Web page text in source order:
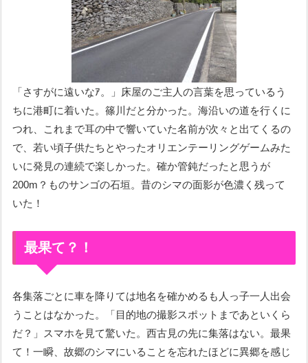
「さすがに遠いなｱ。」床屋のご主人の言葉を思っているう
ちに港町に着いた。篠川だと分かった。海沿いの道を行くに
つれ、これまで耳の中で響いていた名前が次々と出てくるの
で、若い頃子供たちとやったオリエンテーリングゲームみた
いに発見の連続で楽しかった。確か管鈍だったと思うが
200m？ものサンゴの石垣。昔のシマの面影が色濃く残って
いた！
最果て？！
各集落ごとに車を降りては地名を確かめるも人っ子一人出会
うことはなかった。「目的地の撮影スポットまであといくら
だ？」スマホを見て驚いた。西古見の先に集落はない。最果
て！一瞬、故郷のシマにいることを忘れたほどに異郷を感じ